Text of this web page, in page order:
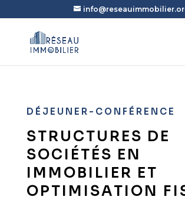
DÉJEUNER-CONFÉRENCE
STRUCTURES DE
SOCIÉTÉS EN
IMMOBILIER ET
OPTIMISATION